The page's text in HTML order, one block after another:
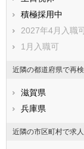
泉北郡忠岡町
泉南郡田尻町
南河内郡太子町
積極採用中
2027年4月入職
1月入職可
近隣の都道府県で再
滋賀県
兵庫県
近隣の市区町村で求